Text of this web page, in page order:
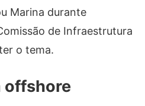
Marina durante
de Infraestrutura
o tema.
offshore